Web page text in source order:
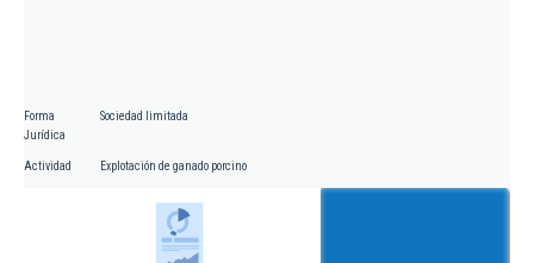
Forma
Jurídica
Sociedad limitada
Actividad Explotación de ganado porcino